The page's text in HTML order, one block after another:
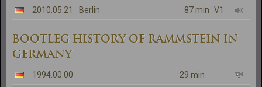
2010.05.21 Berlin 87 min V1
BOOTLEG HISTORY OF RAMMSTEIN IN
GERMANY
1994.00.00
29 min